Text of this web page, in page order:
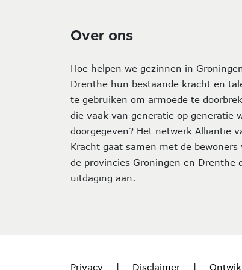
Over ons
Hoe helpen we gezinnen in
Drenthe hun bestaande kracht en
te gebruiken om armoede te
die vaak van generatie op generatie
doorgegeven? Het netwerk Alliantie
Kracht gaat samen met de bewoners
de provincies Groningen en Drenthe
uitdaging aan.
Privacy Disclaimer